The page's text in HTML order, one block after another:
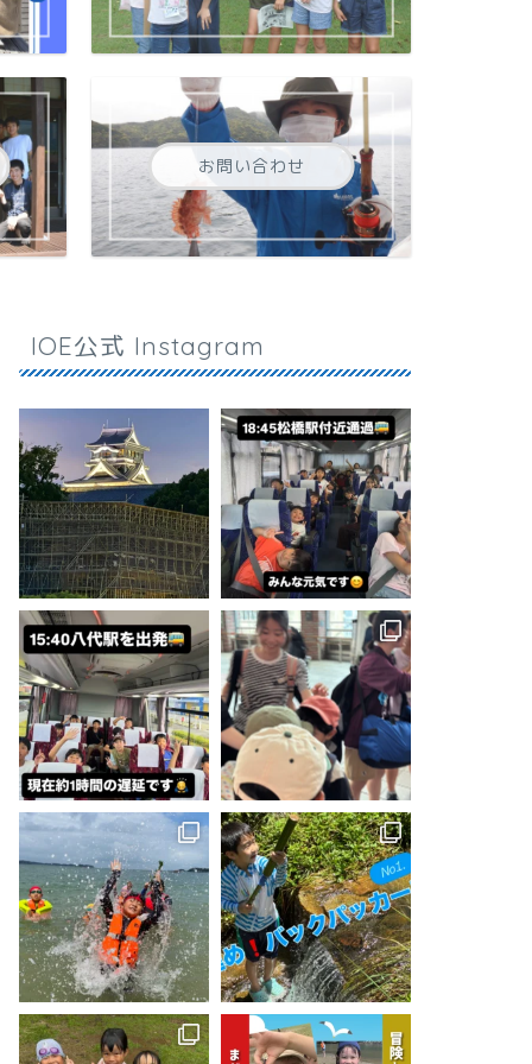
お問い合わせ
IOE公式 Instagram